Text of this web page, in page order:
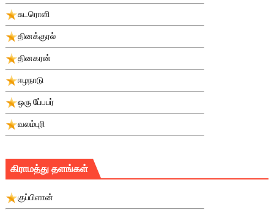
சுடரொளி
தினக்குரல்
தினகரன்
ஈழநாடு
ஒரு பே்பபர்
வலம்புரி
கிராமத்து தளங்கள்
குப்பிளான்